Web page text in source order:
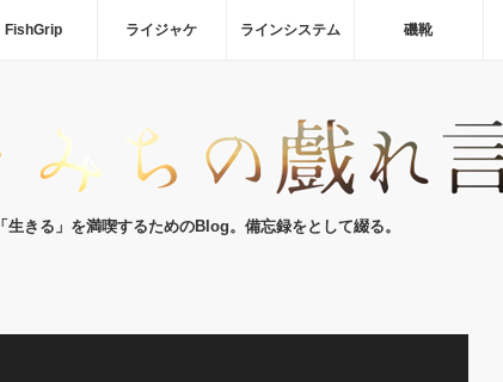
FishGrip ライジャケ ラインシステム 磯靴
「生きる」を満喫するためのBlog。備忘録をとして綴る。